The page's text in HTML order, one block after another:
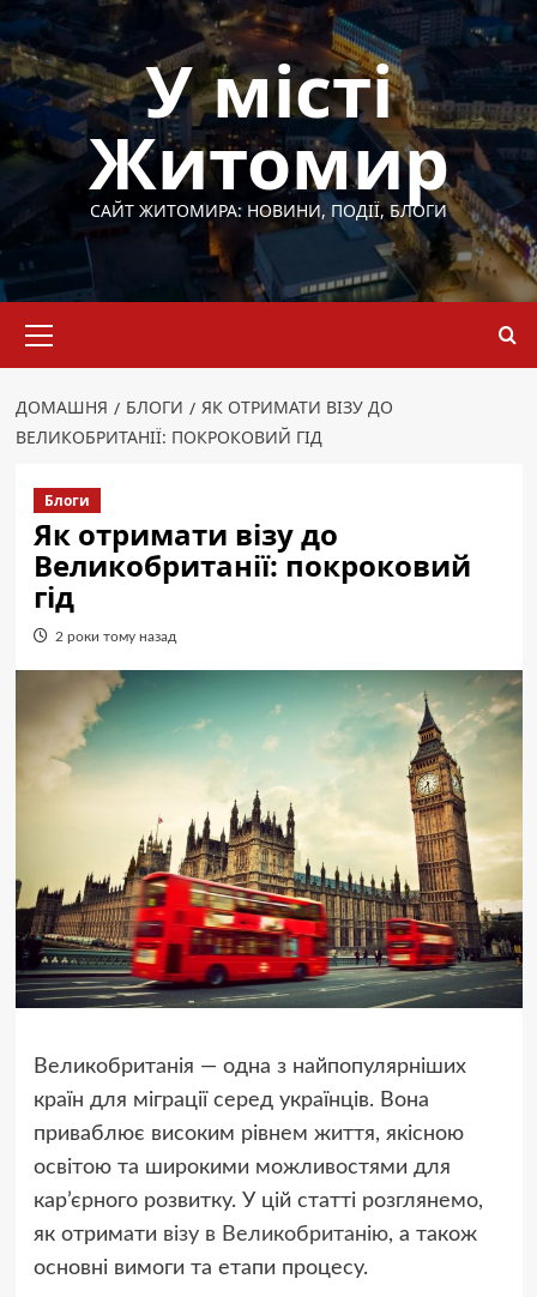
Перейти
до
вмісту
У місті
Житомир
САЙТ ЖИТОМИРА: НОВИНИ, ПОДІЇ, БЛОГИ
меню
ДОМАШНЯ БЛОГИ
ЯК ОТРИМАТИ ВІЗУ ДО
ВЕЛИКОБРИТАНІЇ: ПОКРОКОВИЙ ГІД
Блоги
Як отримати візу до
Великобританії: покроковий
гід
2 роки тому назад
Великобританія — одна з найпопулярніших
країн для міграції серед українців. Вона
приваблює високим рівнем життя, якісною
освітою та широкими можливостями для
кар’єрного розвитку. У цій статті розглянемо,
як отримати візу в Великобританію, а також
основні вимоги та етапи процесу.